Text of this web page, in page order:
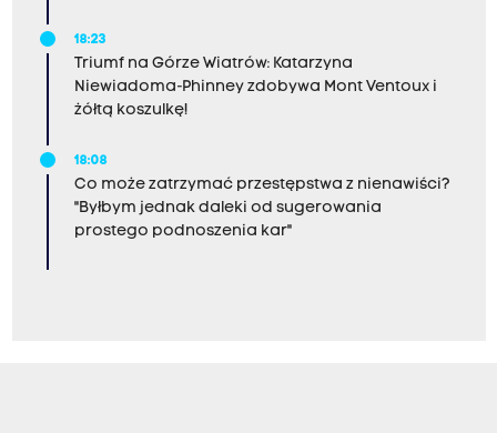
18:23
Triumf na Górze Wiatrów: Katarzyna
Niewiadoma-Phinney zdobywa Mont Ventoux i
żółtą koszulkę!
18:08
Co może zatrzymać przestępstwa z nienawiści?
"Byłbym jednak daleki od sugerowania
prostego podnoszenia kar"